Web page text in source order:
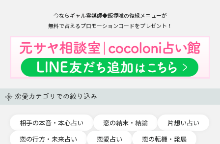
今ならギャル霊媒師◆飯塚唯の復縁メニューが
無料で占えるプロモーションコードをプレゼント！
恋愛カテゴリでの絞り込み
相手の本音・本心占い 恋の結末・結論
片想い占い
恋の行方・未来占い
恋愛占い
恋の転機・発展